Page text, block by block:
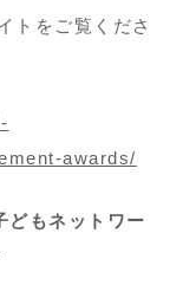
トをご覧くださ
awards/
どもネットワー